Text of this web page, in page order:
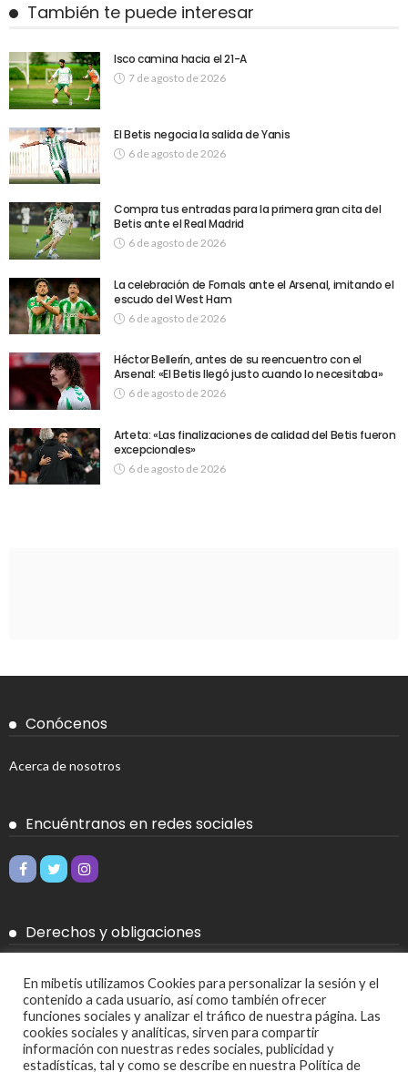
También te puede interesar
Isco camina hacia el 21-A
7 de agosto de 2026
El Betis negocia la salida de Yanis
6 de agosto de 2026
Compra tus entradas para la primera gran cita del
Betis ante el Real Madrid
6 de agosto de 2026
La celebración de Fornals ante el Arsenal, imitando el
escudo del West Ham
6 de agosto de 2026
Héctor Bellerín, antes de su reencuentro con el
Arsenal: «El Betis llegó justo cuando lo necesitaba»
6 de agosto de 2026
Arteta: «Las finalizaciones de calidad del Betis fueron
excepcionales»
6 de agosto de 2026
Conócenos
Acerca de nosotros
Encuéntranos en redes sociales
Derechos y obligaciones
Política de Cookies
Política de privacidad
En mibetis utilizamos Cookies para personalizar la sesión y el
contenido a cada usuario, así como también ofrecer
funciones sociales y analizar el tráfico de nuestra página. Las
cookies sociales y analíticas, sirven para compartir
información con nuestras redes sociales, publicidad y
estadísticas, tal y como se describe en nuestra Política de